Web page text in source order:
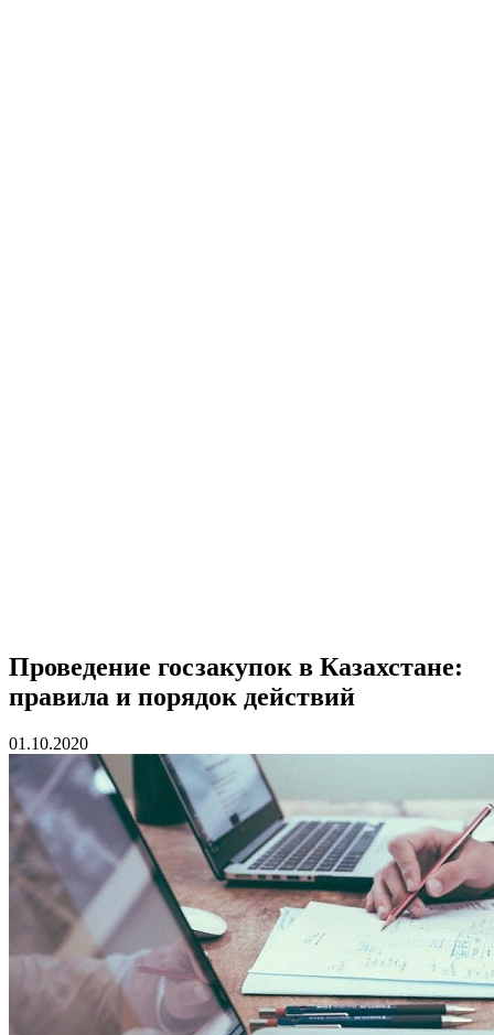
Проведение госзакупок в Казахстане:
правила и порядок действий
01.10.2020